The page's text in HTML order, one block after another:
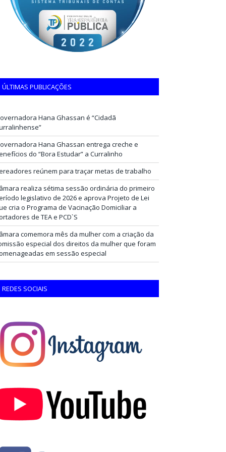
ÚLTIMAS PUBLICAÇÕES
Hana Ghassan é “Cidadã
Hana Ghassan entrega creche e
do “Bora Estudar” a Curralinho
reúnem para traçar metas de trabalho
realiza sétima sessão ordinária do primeiro
legislativo de 2026 e aprova Projeto de Lei
cria o Programa de Vacinação Domiciliar a
de TEA e PCD`S
comemora mês da mulher com a criação da
especial dos direitos da mulher que foram
em sessão especial
REDES SOCIAIS